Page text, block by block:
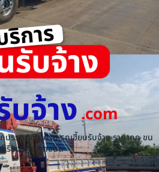
บจ้าง.com
ถบรรทุกติดเครน รถเฮี๊ยบรับจ้าง ราคาถูก ขน
ครื่องจักร ทุกชนิด